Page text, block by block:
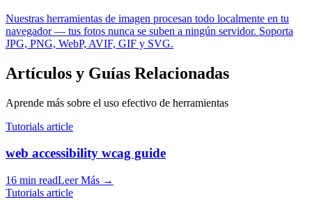
Nuestras herramientas de imagen procesan todo localmente en tu
navegador — tus fotos nunca se suben a ningún servidor. Soporta
JPG, PNG, WebP, AVIF, GIF y SVG.
Artículos y Guías Relacionadas
Aprende más sobre el uso efectivo de herramientas
Tutorials article
web accessibility wcag guide
16 min readLeer Más →
Tutorials article